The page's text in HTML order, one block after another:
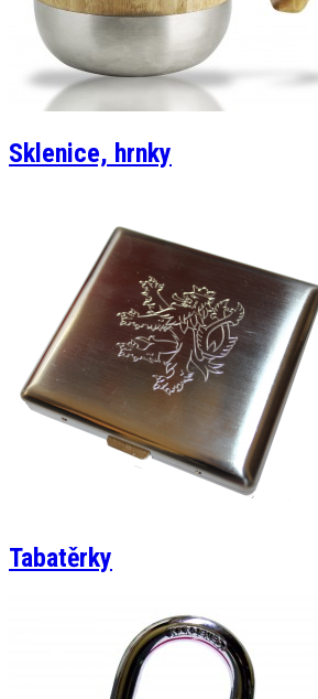
Sklenice, hrnky
Tabatěrky